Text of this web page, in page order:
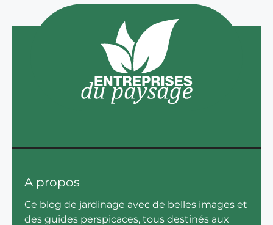
A propos
Ce blog de jardinage avec de belles images et
des guides perspicaces, tous destinés aux